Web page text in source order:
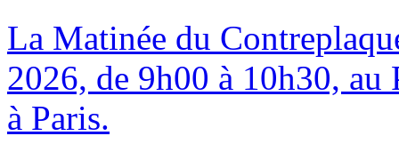
La Matinée du
2026, de 9h00 à 10h30,
à Paris.